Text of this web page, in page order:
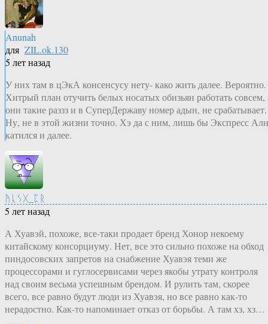
Anunah
для ZIL.ok.130
5 лет назад
У них там в цЭкА консенсусу нету- како жить далее. Вероятно.
Хитрый план отучить белых носатых обизьян работать совсем,
они такие раззз и в СуперДержаву номер адын, не срабатывает.
Ну, не в этой жизни точно. Хэ да с ним, лишь бы Экспресс Али
катился и далее.
ᚤᚳᛊᚷ_ᛈᚱ
5 лет назад
А Хуавэй, похоже, все-таки продает бренд Хонор некоему
китайскому консорциуму. Нет, все это сильно похоже на обход
пиндосовских запретов на снабжение Хуавэя теми же
процессорами и гуглосервисами через якобы утрату контроля
над своим весьма успешным брендом. И рулить там, скорее
всего, все равно будут люди из Хуавэя, но все равно как-то
нерадостно. Как-то напоминает отказ от борьбы. А там хз, хз…